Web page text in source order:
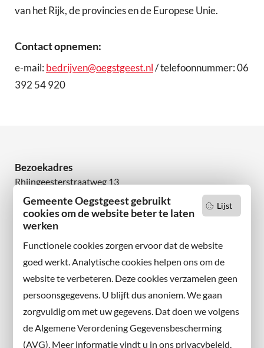
Lijst
Gemeente Oegstgeest gebruikt
cookies om de website beter te laten
werken
Functionele cookies zorgen ervoor dat de website
goed werkt. Analytische cookies helpen ons om de
website te verbeteren. Deze cookies verzamelen geen
persoonsgegevens. U blijft dus anoniem. We gaan
zorgvuldig om met uw gegevens. Dat doen we volgens
de Algemene Verordening Gegevensbescherming
(AVG). Meer informatie vindt u in ons privacybeleid.
van het Rijk, de provincies en de Europese Unie.
Contact opnemen:
e-mail: bedrijven@oegstgeest.nl/ telefoonnummer: 06
392 54 920
Bezoekadres
Rhijngeesterstraatweg 13
2342 AN Oegstgeest
Wilt u niets missen?
en volg ons ook op sociale media.
Facebook
X
Instagram